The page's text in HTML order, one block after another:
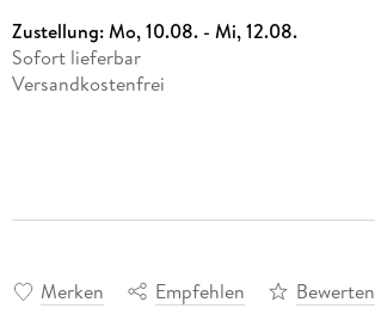
Zustellung:Mo, 10.08. - Mi, 12.08.
Sofort lieferbar
Versandkostenfrei
Merken Empfehlen Bewerten